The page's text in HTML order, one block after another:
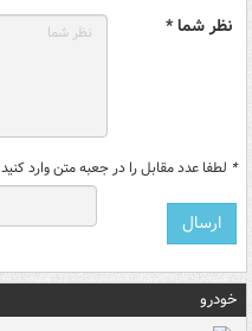
نظر شما *
* لطفا عدد مقابل را در جعبه متن وارد کنید
خودرو